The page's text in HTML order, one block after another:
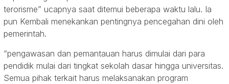
terorisme” ucapnya saat ditemui beberapa waktu lalu. Ia
pun Kembali menekankan pentingnya pencegahan dini oleh
pemerintah.
“pengawasan dan pemantauan harus dimulai dari para
pendidik mulai dari tingkat sekolah dasar hingga universitas.
Semua pihak terkait harus melaksanakan program